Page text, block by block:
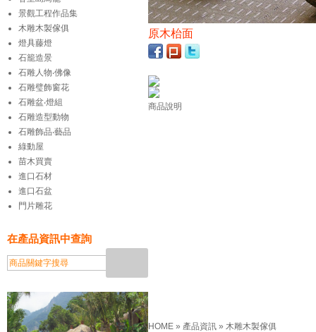
原木枱面
商品說明
HOME » 產品資訊 » 木雕木製傢俱
景觀工程作品集
木雕木製傢俱
燈具藤燈
石籠造景
石雕人物‧佛像
石雕璧飾窗花
石雕盆‧燈組
石雕造型動物
石雕飾品‧藝品
綠動屋
苗木買賣
進口石材
進口石盆
門片雕花
在產品資訊中查詢